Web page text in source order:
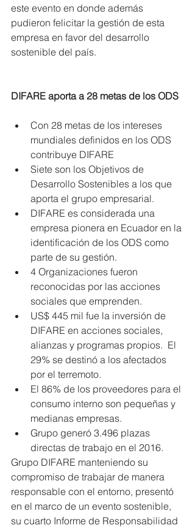
este evento en donde además
pudieron felicitar la gestión de esta
empresa en favor del desarrollo
sostenible del país.
DIFARE aporta a 28 metas de los ODS
Con 28 metas de los intereses
mundiales definidos en los ODS
contribuye DIFARE
Siete son los Objetivos de
Desarrollo Sostenibles a los que
aporta el grupo empresarial.
DIFARE es considerada una
empresa pionera en Ecuador en la
identificación de los ODS como
parte de su gestión.
4 Organizaciones fueron
reconocidas por las acciones
sociales que emprenden.
US$ 445 mil fue la inversión de
DIFARE en acciones sociales,
alianzas y programas propios.  El
29% se destinó a los afectados
por el terremoto.
El 86% de los proveedores para el
consumo interno son pequeñas y
medianas empresas.
Grupo generó 3.496 plazas
directas de trabajo en el 2016.
Grupo DIFARE manteniendo su
compromiso de trabajar de manera
responsable con el entorno, presentó
en el marco de un evento sostenible,
su cuarto Informe de Responsabilidad